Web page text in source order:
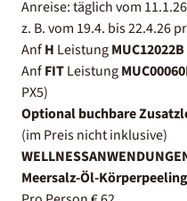
Anreise: täglich vom
z. B. vom 19.4. bis 22.4.26
AnfH LeistungMUC12022B
AnfFITLeistung
PX5)
Optional buchbare
(im Preis nicht inklusive)
Meersalz-Öl-Körperpeeling